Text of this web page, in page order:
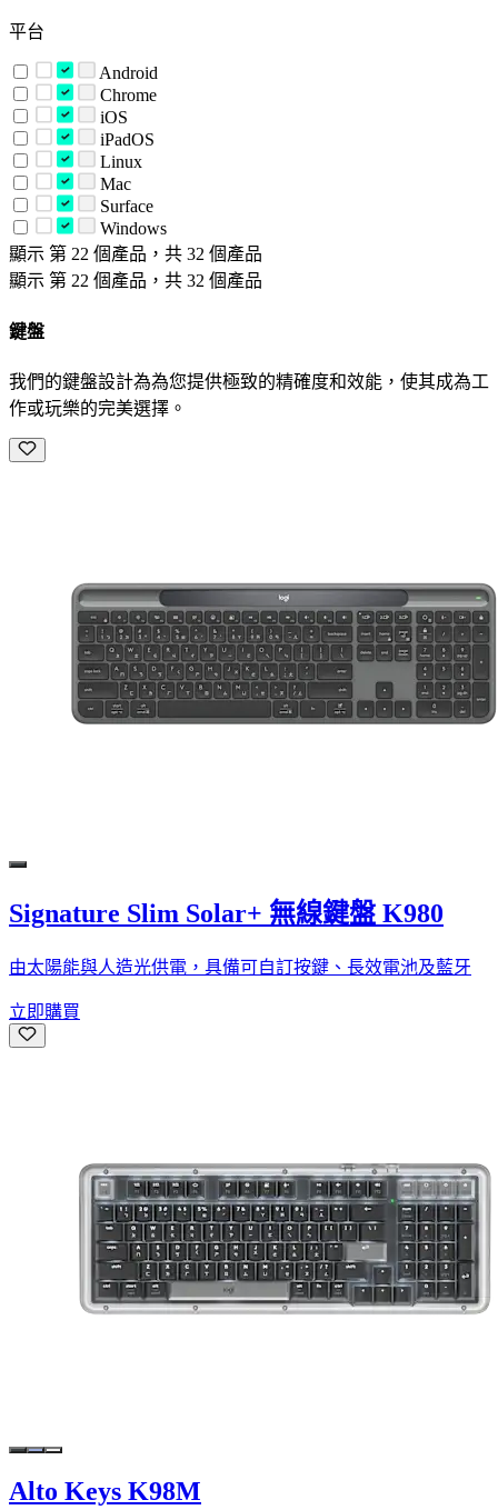
平台
Android
Chrome
iOS
iPadOS
Linux
Mac
Surface
Windows
顯示 第 22 個產品，共 32 個產品
顯示 第 22 個產品，共 32 個產品
鍵盤
我們的鍵盤設計為為您提供極致的精確度和效能，使其成為工
作或玩樂的完美選擇。
Signature Slim Solar+ 無線鍵盤 K980
由太陽能與人造光供電，具備可自訂按鍵、長效電池及藍牙
立即購買
Alto Keys K98M